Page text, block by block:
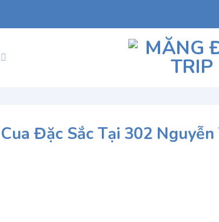
Đặc Sắc Tại 302